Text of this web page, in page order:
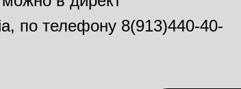
по телефону 8(913)440-40-